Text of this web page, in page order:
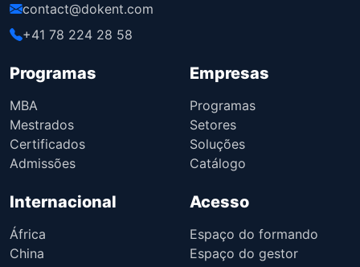
contact@dokent.com
+41 78 224 28 58
Programas
MBA
Mestrados
Certificados
Admissões
Empresas
Programas
Setores
Soluções
Catálogo
Internacional
África
China
Acesso
Espaço do formando
Espaço do gestor